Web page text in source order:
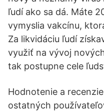
ľudí ako sa dá. Máte
vymyslia vakcínu,
Za likvidáciu ľudí
využiť na vývoj
tak postupne cele
Hodnotenie a
ostatných